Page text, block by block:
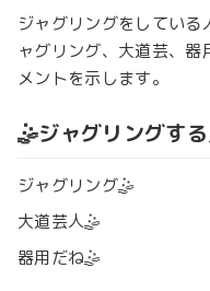
ジャグリングをしてい
ャグリング、大道芸、
メントを示します。
🤹ジャグリングす
ジャグリング🤹
大道芸人🤹
器用だね🤹